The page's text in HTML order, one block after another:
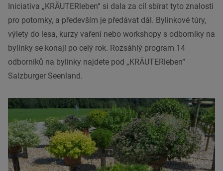
Iniciativa „KRÄUTERleben“ si dala za cíl sbírat tyto znalosti
pro potomky, a především je předávat dál. Bylinkové túry,
výlety do lesa, kurzy vaření nebo workshopy s odborníky na
bylinky se konají po celý rok. Rozsáhlý program 14
odborníků na bylinky najdete pod „KRÄUTERleben“
Salzburger Seenland.